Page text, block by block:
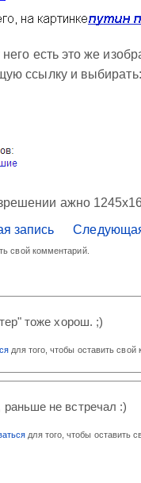
есть это же
ссылку и выбирать:
ажно
запись
свой комментарий.
тоже хорош. ;)
для того, чтобы оставить свой
раньше не встречал :)
для того, чтобы оставить